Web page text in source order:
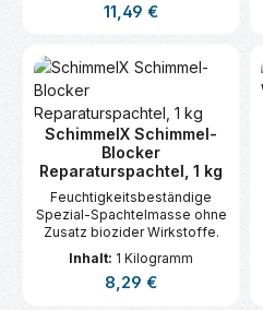
Regulärer Preis:
11,49 €
SchimmelX Schimmel-
Blocker
Reparaturspachtel, 1 kg
Feuchtigkeitsbeständige
Spezial-Spachtelmasse ohne
Zusatz biozider Wirkstoffe.
Inhalt: 1 Kilogramm
Regulärer Preis:
8,29 €